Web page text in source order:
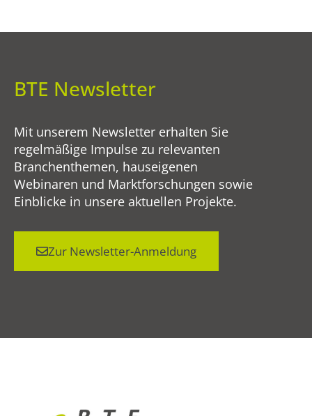
BTE Newsletter
Mit unserem Newsletter erhalten Sie
regelmäßige Impulse zu relevanten
Branchenthemen, hauseigenen
Webinaren und Marktforschungen sowie
Einblicke in unsere aktuellen Projekte.
Zur Newsletter-Anmeldung